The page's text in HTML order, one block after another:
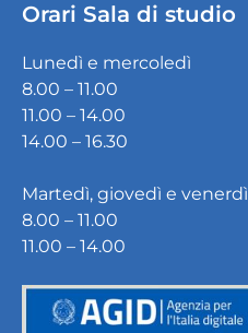
Orari Sala di studio
Lunedì e mercoledì
8.00 – 11.00
11.00 – 14.00
14.00 – 16.30
Martedì, giovedì e venerdì
8.00 – 11.00
11.00 – 14.00